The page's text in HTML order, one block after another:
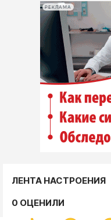
РЕКЛАМА
ЛЕНТА НАСТРОЕНИЯ
0 ОЦЕНИЛИ